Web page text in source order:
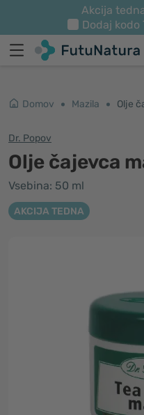
Akcija
Dodaj kodo
Domov Mazila Olje
Dr. Popov
Olje čajevca
Vsebina: 50 ml
AKCIJA TEDNA